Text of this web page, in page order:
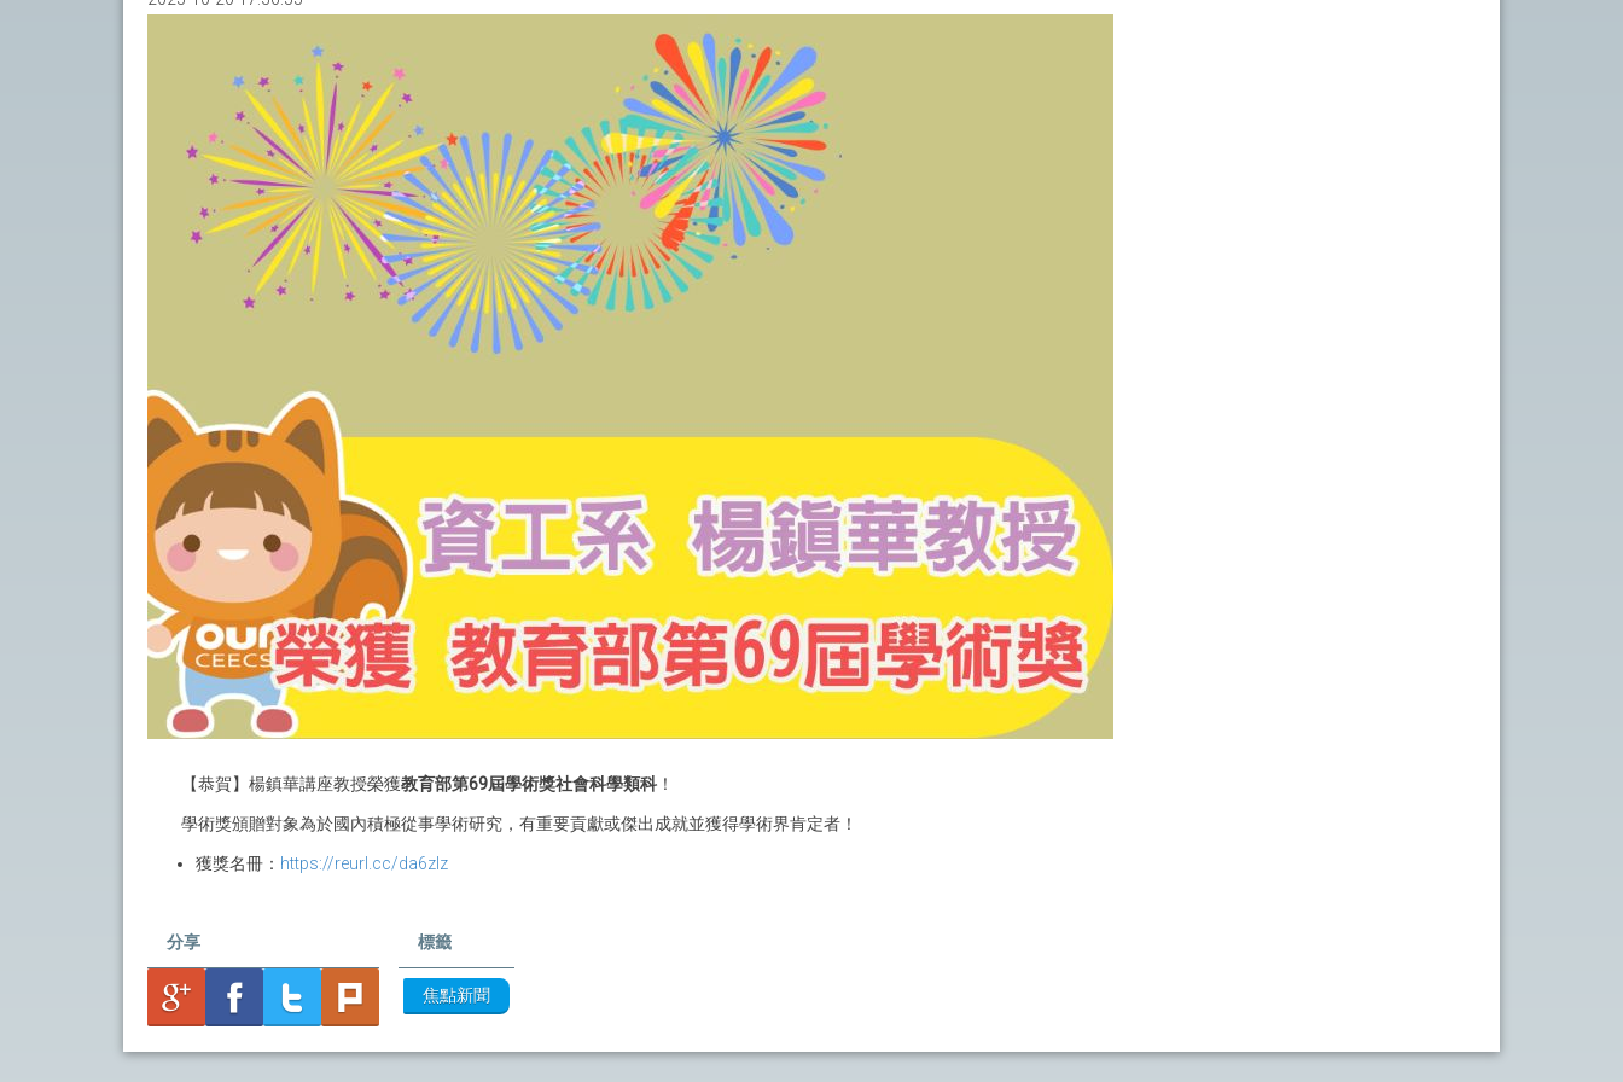
【恭賀】楊鎮華講座教授榮獲教育部第69屆學術獎社會科學類科 ！
學術獎頒贈對象為於國內積極從事學術研究，有重要貢獻或傑出成就並獲得學術界肯定者！
獲獎名冊： https://reurl.cc/da6zlz
分享 標籤
焦點新聞